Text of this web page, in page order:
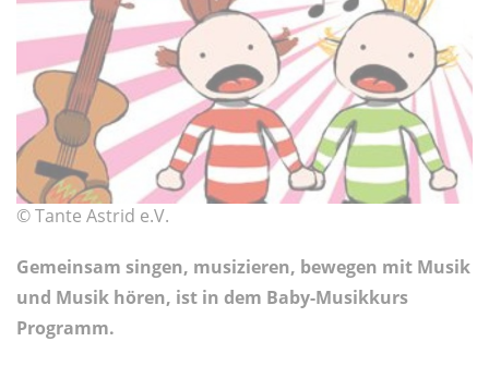
© Tante Astrid e.V.
Gemeinsam singen, musizieren, bewegen mit Musik
und Musik hören, ist in dem Baby-Musikkurs
Programm.